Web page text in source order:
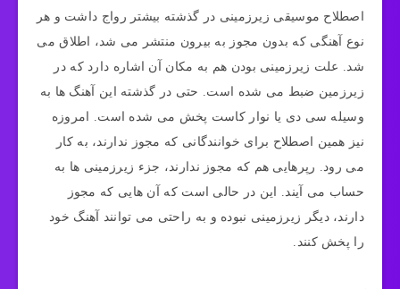
اصطلاح موسیقی زیرزمینی در گذشته بیشتر رواج داشت و هر
نوع آهنگی که بدون مجوز به بیرون منتشر می شد، اطلاق می
شد. علت زیرزمینی بودن هم به مکان آن اشاره دارد که در
زیرزمین ضبط می شده است. حتی در گذشته این آهنگ ها به
وسیله سی دی یا نوار کاست پخش می شده است. امروزه
نیز همین اصطلاح برای خوانندگانی که مجوز ندارند، به کار
می رود. رپرهایی هم که مجوز ندارند، جزء زیرزمینی ها به
حساب می آیند. این در حالی است که آن هایی که مجوز
دارند، دیگر زیرزمینی نبوده و به راحتی می توانند آهنگ خود
را پخش کنند.